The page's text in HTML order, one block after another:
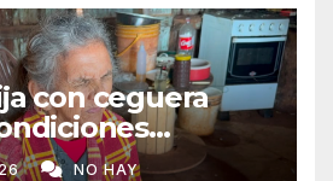
con ceguera
impulsan
NO HAY